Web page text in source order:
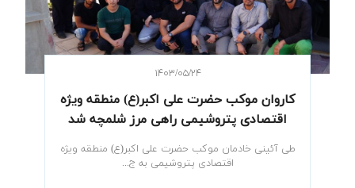
۱۴۰۳/۰۵/۲۴
کاروان موکب حضرت علی اکبر(ع) منطقه ویژه
اقتصادی پتروشیمی راهی مرز شلمچه شد
طی آئینی خادمان موکب حضرت علی اکبر(ع) منطقه ویژه
اقتصادی پتروشیمی به ج...